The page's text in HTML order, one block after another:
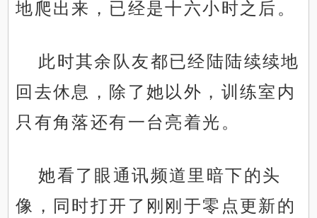
地爬出来，已经是十六小时之后。
此时其余队友都已经陆陆续续地
回去休息，除了她以外，训练室内
只有角落还有一台亮着光。
她看了眼通讯频道里暗下的头
像，同时打开了刚刚于零点更新的